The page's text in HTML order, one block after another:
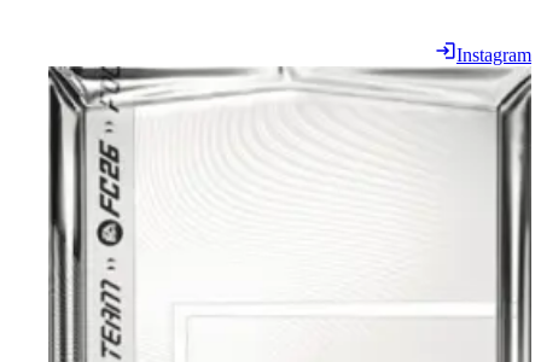
Instagram